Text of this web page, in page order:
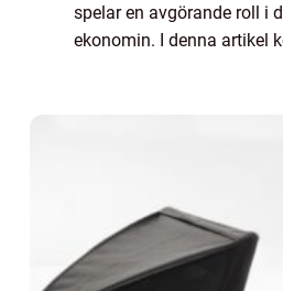
spelar en avgörande roll i
ekonomin. I denna artikel